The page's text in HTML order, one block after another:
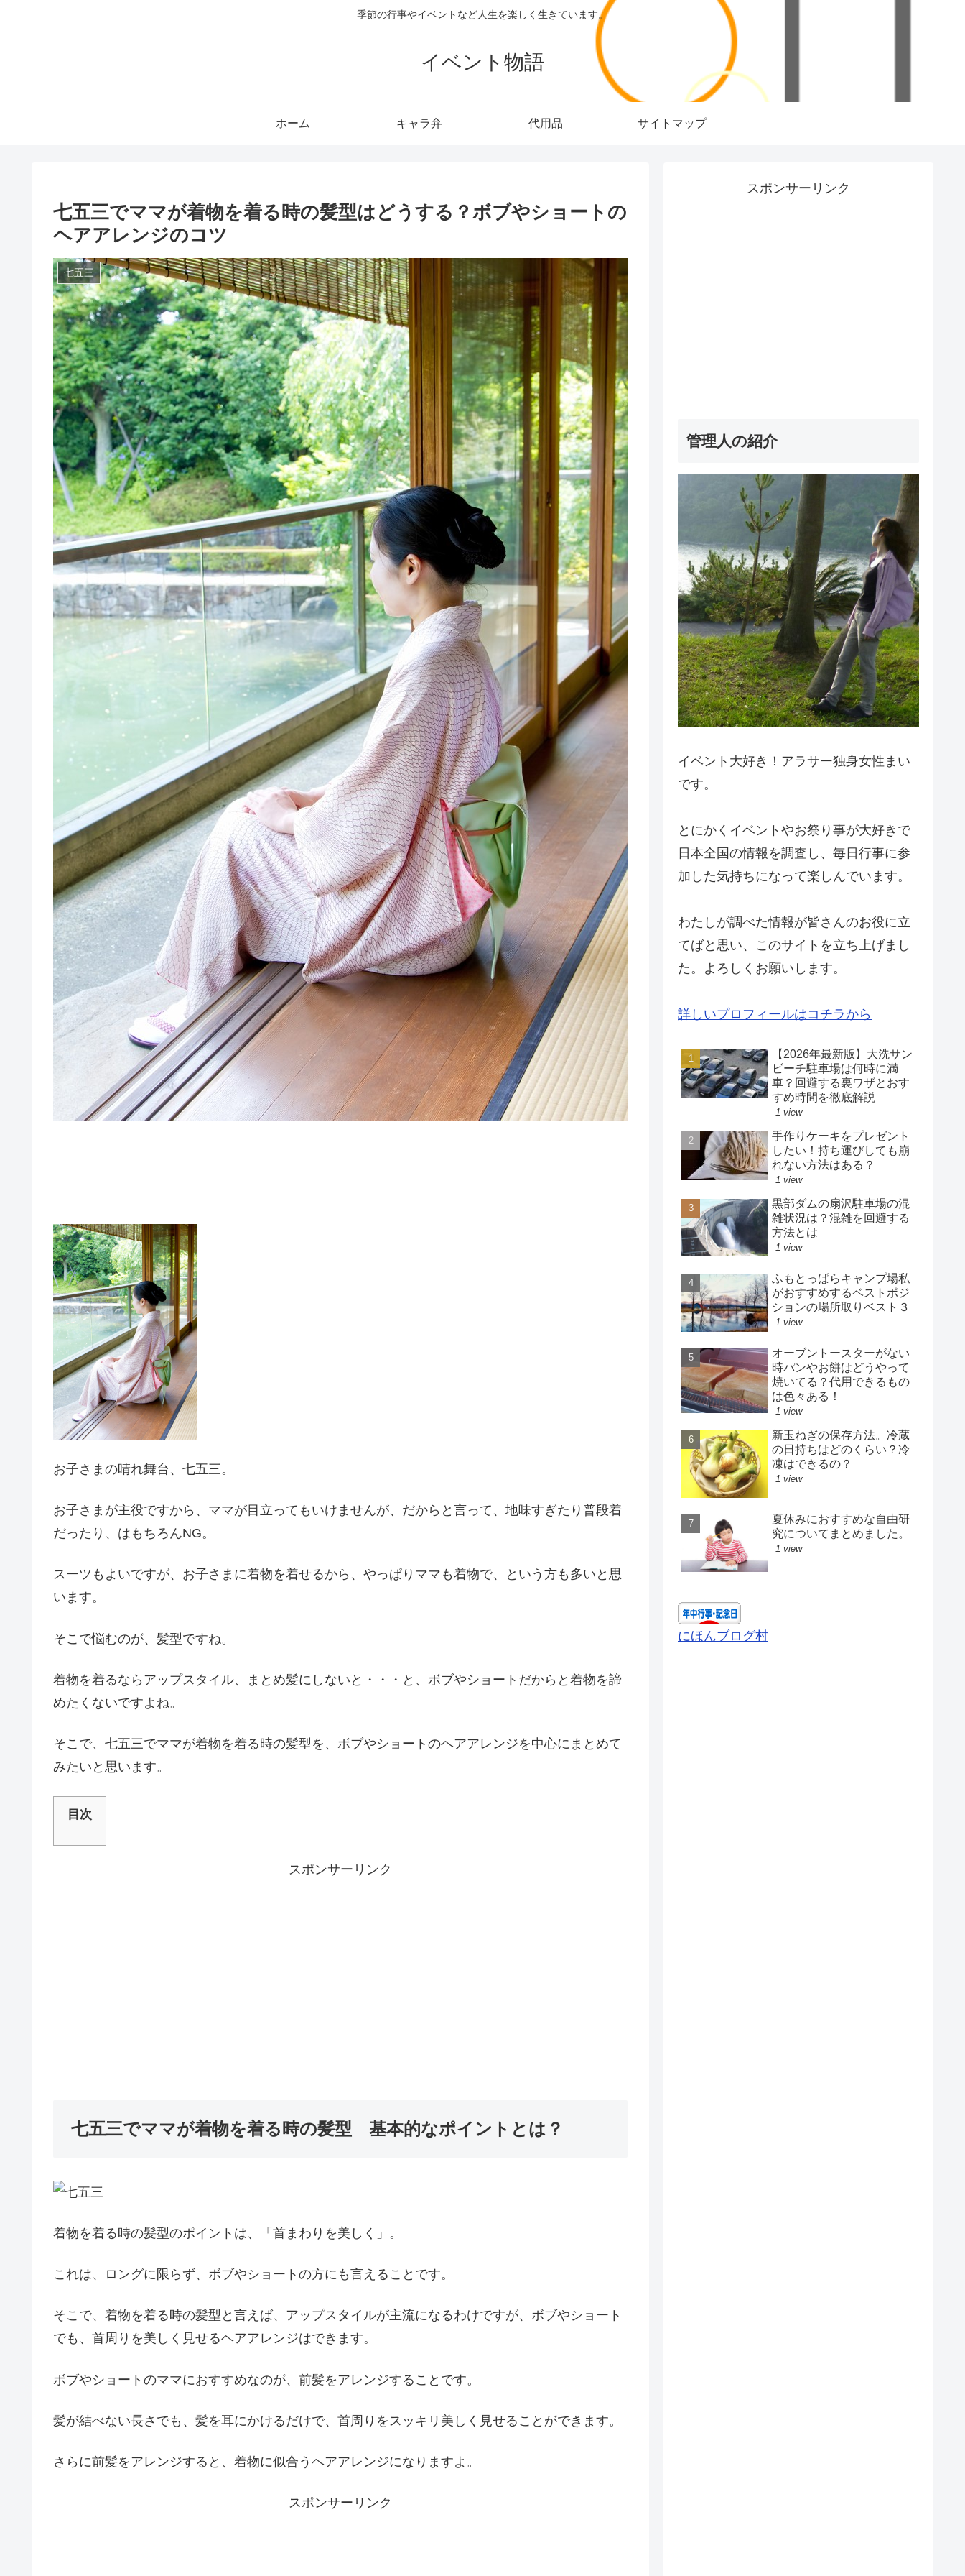
季節の行事やイベントなど人生を楽しく生きています。
イベント物語
ホーム キャラ弁 代用品 サイトマップ
七五三でママが着物を着る時の髪型はどうする？ボブやショートの
ヘアアレンジのコツ
七五三
お子さまの晴れ舞台、七五三。
お子さまが主役ですから、ママが目立ってもいけませんが、だからと言って、地味すぎたり普段着
だったり、はもちろんNG。
スーツもよいですが、お子さまに着物を着せるから、やっぱりママも着物で、という方も多いと思
います。
そこで悩むのが、髪型ですね。
着物を着るならアップスタイル、まとめ髪にしないと・・・と、ボブやショートだからと着物を諦
めたくないですよね。
そこで、七五三でママが着物を着る時の髪型を、ボブやショートのヘアアレンジを中心にまとめて
みたいと思います。
目次
スポンサーリンク
七五三でママが着物を着る時の髪型 基本的なポイントとは？
着物を着る時の髪型のポイントは、「首まわりを美しく」。
これは、ロングに限らず、ボブやショートの方にも言えることです。
そこで、着物を着る時の髪型と言えば、アップスタイルが主流になるわけですが、ボブやショート
でも、首周りを美しく見せるヘアアレンジはできます。
ボブやショートのママにおすすめなのが、前髪をアレンジすることです。
髪が結べない長さでも、髪を耳にかけるだけで、首周りをスッキリ美しく見せることができます。
さらに前髪をアレンジすると、着物に似合うヘアアレンジになりますよ。
スポンサーリンク
スポンサーリンク
管理人の紹介
イベント大好き！アラサー独身女性まい
です。
とにかくイベントやお祭り事が大好きで
日本全国の情報を調査し、毎日行事に参
加した気持ちになって楽しんでいます。
わたしが調べた情報が皆さんのお役に立
てばと思い、このサイトを立ち上げまし
た。よろしくお願いします。
詳しいプロフィールはコチラから
【2026年最新版】大洗サン
ビーチ駐車場は何時に満
車？回避する裏ワザとおす
すめ時間を徹底解説
1 view
手作りケーキをプレゼント
したい！持ち運びしても崩
れない方法はある？
1 view
黒部ダムの扇沢駐車場の混
雑状況は？混雑を回避する
方法とは
1 view
ふもとっぱらキャンプ場私
がおすすめするベストポジ
ションの場所取りベスト３
1 view
オーブントースターがない
時パンやお餅はどうやって
焼いてる？代用できるもの
は色々ある！
1 view
新玉ねぎの保存方法。冷蔵
の日持ちはどのくらい？冷
凍はできるの？
1 view
夏休みにおすすめな自由研
究についてまとめました。
1 view
にほんブログ村